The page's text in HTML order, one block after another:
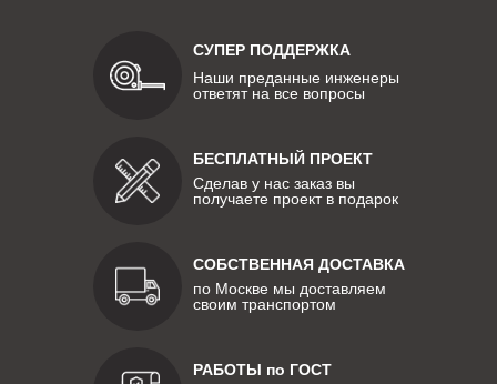
СУПЕР ПОДДЕРЖКА
Наши преданные инженеры
ответят на все вопросы
БЕСПЛАТНЫЙ ПРОЕКТ
Сделав у нас заказ вы
получаете проект в подарок
СОБСТВЕННАЯ ДОСТАВКА
по Москве мы доставляем
своим транспортом
РАБОТЫ по ГОСТ